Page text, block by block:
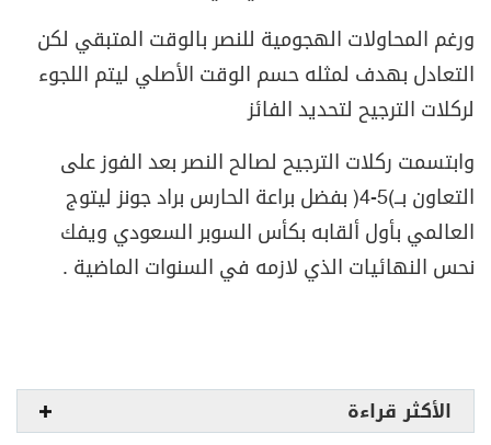
ورغم المحاولات الهجومية للنصر بالوقت المتبقي لكن
التعادل بهدف لمثله حسم الوقت الأصلي ليتم اللجوء
لركلات الترجيح لتحديد الفائز
وابتسمت ركلات الترجيح لصالح النصر بعد الفوز على
التعاون بــ(5-4)
بفضل براعة الحارس براد جونز ليتوج
العالمي بأول ألقابه بكأس السوبر السعودي ويفك
نحس النهائيات الذي لازمه في السنوات الماضية .
الأكثر قراءة